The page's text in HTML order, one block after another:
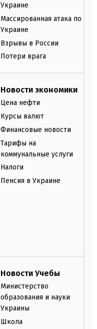
Украине
Массированная атака по
Украине
Взрывы в России
Потери врага
Новости экономики
Цена нефти
Курсы валют
Финансовые новости
Тарифы на
коммунальные услуги
Налоги
Пенсия в Украине
Новости Учебы
Министерство
образования и науки
Украины
Школа